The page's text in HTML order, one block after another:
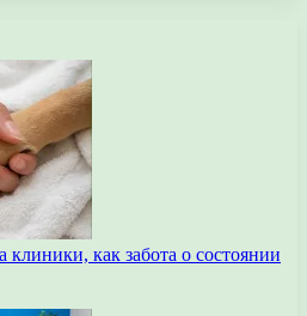
клиники, как забота о состоянии